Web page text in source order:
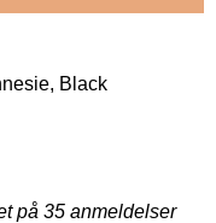
Black
på 35 anmeldelser